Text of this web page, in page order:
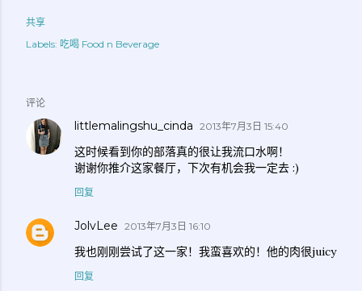
共享
Labels: 吃喝 Food n Beverage
评论
littlemalingshu_cinda 2013年7月3日 15:40
这时候看到你的部落真的很让我流口水啊！
谢谢你推介这家餐厅，下次有机会我一定去 :)
回复
JolvLee 2013年7月3日 16:10
我也刚刚尝试了这一家！我蛮喜欢的！他的肉很juicy
回复